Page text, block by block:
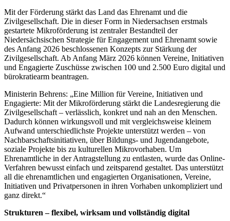
Mit der Förderung stärkt das Land das Ehrenamt und die
Zivilgesellschaft. Die in dieser Form in Niedersachsen erstmals
gestartete Mikroförderung ist zentraler Bestandteil der
Niedersächsischen Strategie für Engagement und Ehrenamt sowie
des Anfang 2026 beschlossenen Konzepts zur Stärkung der
Zivilgesellschaft. Ab Anfang März 2026 können Vereine, Initiativen
und Engagierte Zuschüsse zwischen 100 und 2.500 Euro digital und
bürokratiearm beantragen.
Ministerin Behrens: „Eine Million für Vereine, Initiativen und
Engagierte: Mit der Mikroförderung stärkt die Landesregierung die
Zivilgesellschaft – verlässlich, konkret und nah an den Menschen.
Dadurch können wirkungsvoll und mit vergleichsweise kleinem
Aufwand unterschiedlichste Projekte unterstützt werden – von
Nachbarschaftsinitiativen, über Bildungs- und Jugendangebote,
soziale Projekte bis zu kulturellen Mikrovorhaben. Um
Ehrenamtliche in der Antragstellung zu entlasten, wurde das Online-
Verfahren bewusst einfach und zeitsparend gestaltet. Das unterstützt
all die ehrenamtlichen und engagierten Organisationen, Vereine,
Initiativen und Privatpersonen in ihren Vorhaben unkompliziert und
ganz direkt.“
Strukturen – flexibel, wirksam und vollständig digital